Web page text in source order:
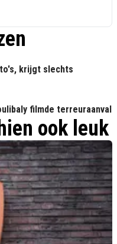
krijgt slechts
filmde terreuraanval
ook leuk